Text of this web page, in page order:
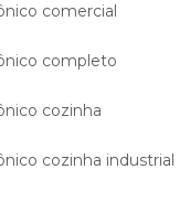
comercial
completo
cozinha
cozinha industrial